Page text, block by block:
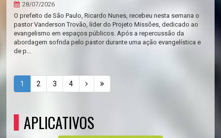
28/07/2026
O prefeito de São Paulo, Ricardo Nunes, recebeu nesta semana o
pastor Vanderson Trovão, líder do Projeto Missões, dedicado ao
evangelismo em espaços públicos. Após a repercussão da
abordagem sofrida pelo pastor durante uma ação evangelística e
de p...
1 2 3 4
APLICATIVOS